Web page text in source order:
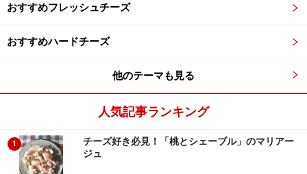
ブリー・ド・モーのペアリング
比較的にどんなワインともあわせやすいですが、赤ワイ
ンならフルーティなボージョレ、まろやかなボーヌやポ
ムロールなどとあわせると、ワインの持つエレガントさ
が引き立ちます。
おすすめフレッシュチーズ
おすすめハードチーズ
他のテーマも見る
人気記事ランキング
1
チーズ好き必見！「桃とシェーブル」のマリアー
ジュ